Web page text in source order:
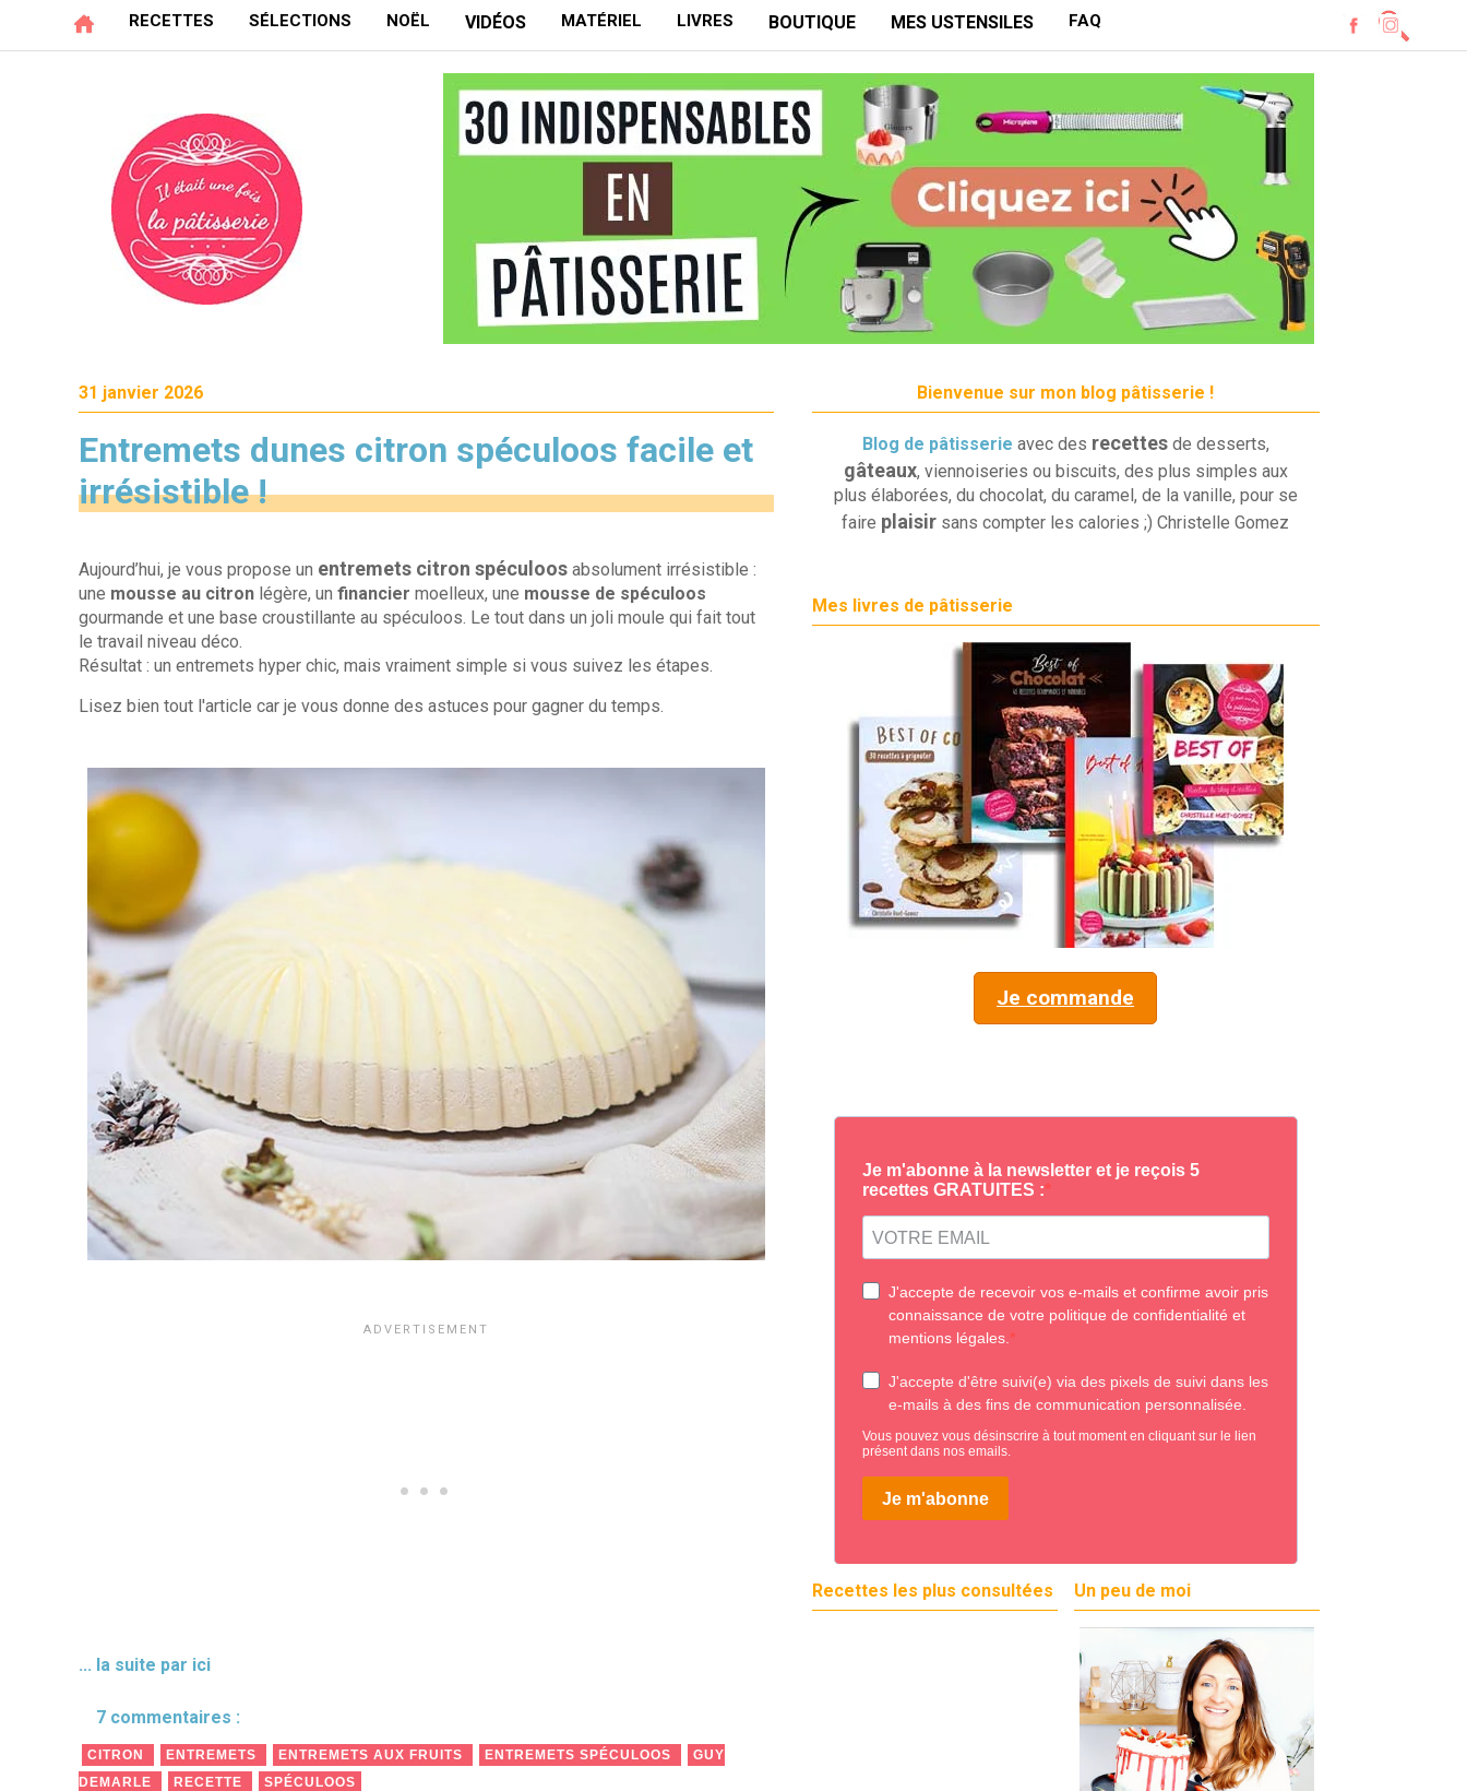
RECETTES SÉLECTIONS NOËL VIDÉOS MATÉRIEL LIVRES BOUTIQUE MES USTENSILES FAQ
31 janvier 2026
Entremets dunes citron spéculoos facile et
irrésistible !
Aujourd’hui, je vous propose un entremets citron spéculoos absolument irrésistible :
une mousse au citron légère, un financier moelleux, une mousse de spéculoos
gourmande et une base croustillante au spéculoos. Le tout dans un joli moule qui fait tout
le travail niveau déco.
Résultat : un entremets hyper chic, mais vraiment simple si vous suivez les étapes.
Lisez bien tout l'article car je vous donne des astuces pour gagner du temps.
... la suite par ici
7 commentaires :
CITRON ENTREMETS ENTREMETS AUX FRUITS ENTREMETS SPÉCULOOS
GUY
DEMARLE
RECETTE SPÉCULOOS
Bienvenue sur mon blog pâtisserie !
Blog de pâtisserie avec des recettes de desserts,
gâteaux, viennoiseries ou biscuits, des plus simples aux
plus élaborées, du chocolat, du caramel, de la vanille, pour se
faire plaisir sans compter les calories ;) Christelle Gomez
Mes livres de pâtisserie
Je commande
Recettes les plus consultées Un peu de moi